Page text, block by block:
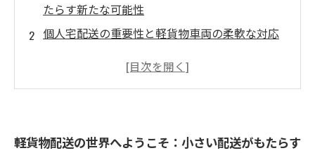
たらす新たな可能性
個人宅配送の重要性と軽貨物車両の柔軟な対応
狭い道でも安心！軽貨物配送が選ばれる理由と
秘訣を探る
軽貨物配送の世界へようこそ：小さい配送がもたらす